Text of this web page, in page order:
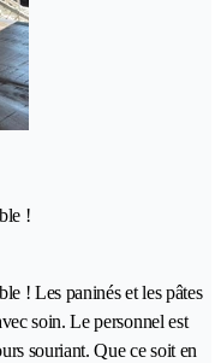
!
! Les paninés et les pâtes
soin. Le personnel est
souriant. Que ce soit en